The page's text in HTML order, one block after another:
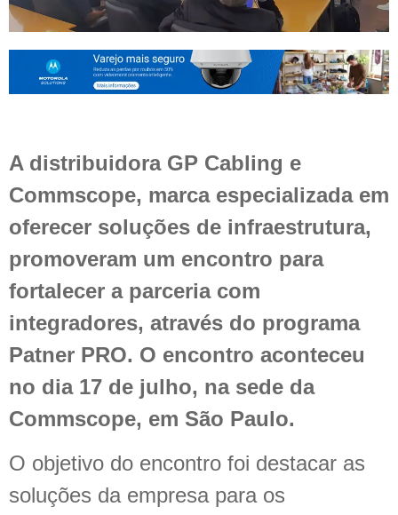
A distribuidora GP Cabling e
Commscope, marca especializada em
oferecer soluções de infraestrutura,
promoveram um encontro para
fortalecer a parceria com
integradores, através do programa
Patner PRO. O encontro aconteceu
no dia 17 de julho, na sede da
Commscope, em São Paulo.
O objetivo do encontro foi destacar as
soluções da empresa para os